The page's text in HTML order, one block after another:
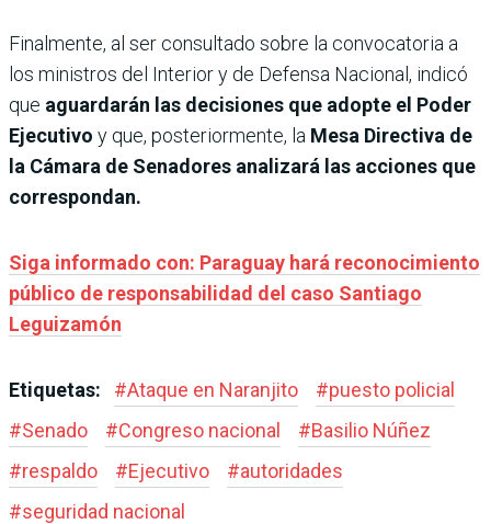
Finalmente, al ser consultado sobre la convocatoria a
los ministros del Interior y de Defensa Nacional, indicó
que aguardarán las decisiones que adopte el Poder
Ejecutivo y que, posteriormente, la Mesa Directiva de
la Cámara de Senadores analizará las acciones que
correspondan.
Siga informado con: Paraguay hará reconocimiento
público de responsabilidad del caso Santiago
Leguizamón
Etiquetas: #Ataque en Naranjito #puesto policial
#Senado #Congreso nacional #Basilio Núñez
#respaldo #Ejecutivo #autoridades
#seguridad nacional